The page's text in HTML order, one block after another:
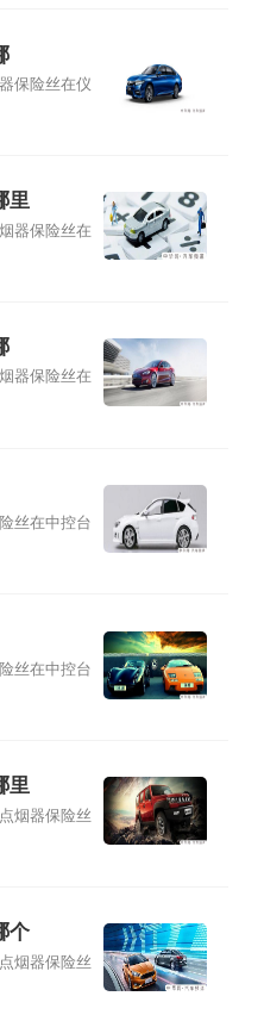
保险丝在仪
里
器保险丝在
器保险丝在
丝在中控台
丝在中控台
里
烟器保险丝
个
烟器保险丝